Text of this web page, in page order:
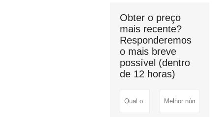
Obter o preço
mais recente?
Responderemos
o mais breve
possível (dentro
de 12 horas)